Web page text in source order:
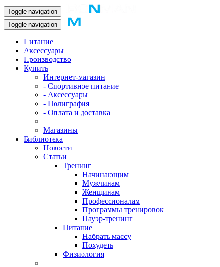
Toggle navigation
Toggle navigation
Питание
Аксессуары
Производство
Купить
Интернет-магазин
- Спортивное питание
- Аксессуары
- Полиграфия
- Оплата и доставка
Магазины
Библиотека
Новости
Статьи
Тренинг
Начинающим
Мужчинам
Женщинам
Профессионалам
Программы тренировок
Пауэр-тренинг
Питание
Набрать массу
Похудеть
Физиология